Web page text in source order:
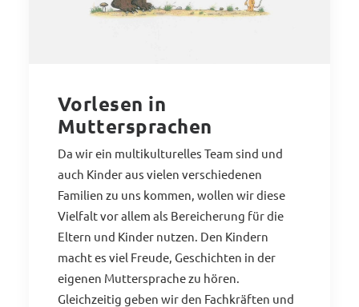
Vorlesen in
Muttersprachen
Da wir ein multikulturelles Team sind und
auch Kinder aus vielen verschiedenen
Familien zu uns kommen, wollen wir diese
Vielfalt vor allem als Bereicherung für die
Eltern und Kinder nutzen. Den Kindern
macht es viel Freude, Geschichten in der
eigenen Muttersprache zu hören.
Gleichzeitig geben wir den Fachkräften und